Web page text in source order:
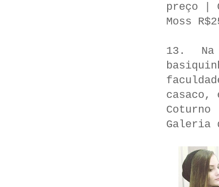
preço |
Moss
13.
casaco,
Galeria